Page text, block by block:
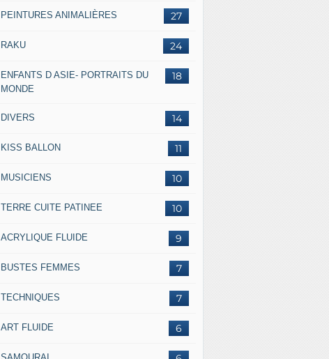
27
PEINTURES ANIMALIÈRES
24
RAKU
18
ENFANTS D ASIE- PORTRAITS DU
MONDE
14
DIVERS
11
KISS BALLON
10
MUSICIENS
10
TERRE CUITE PATINEE
9
ACRYLIQUE FLUIDE
7
BUSTES FEMMES
7
TECHNIQUES
6
ART FLUIDE
SAMOURAI